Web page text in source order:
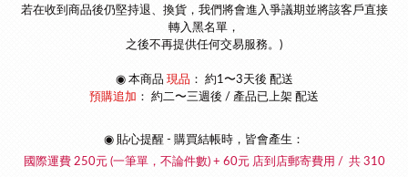
若在收到商品後仍堅持退、換貨，我們將會進入爭議期並將該客戶直接
轉入黑名單，
之後不再提供任何交易服務。)
◉ 本商品 現品 ： 約1〜3天後 配送
預購追加 ： 約二〜三週後 / 產品已上架 配送
◉ 貼心提醒 - 購買結帳時，皆會產生：
國際運費 250元 (一筆單，不論件數) + 60元 店到店郵寄費用 / 共 310